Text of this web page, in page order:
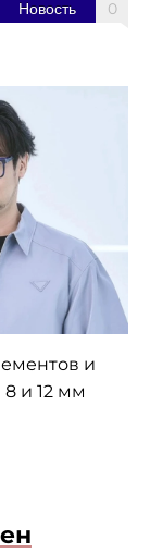
0
Новость
и
и 12 мм